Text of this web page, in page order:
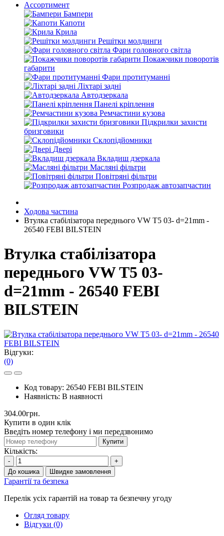
Ассортимент
Бампери
Капоти
Крила
Решітки молдинги
Фари головного світла
Покажчики поворотів
габарити
Фари протитуманні
Ліхтарі задні
Автодзеркала
Панелі кріплення
Ремчастини кузова
Підкрилки захисти
бризговики
Склопідйомники
Двері
Вкладиш дзеркала
Масляні фільтри
Повітряні фільтри
Розпродаж автозапчастин
Ходова частина
Втулка стабілізатора переднього VW T5 03- d=21mm -
26540 FEBI BILSTEIN
Втулка стабілізатора
переднього VW T5 03-
d=21mm - 26540 FEBI
BILSTEIN
Відгуки:
(0)
Код товару: 26540 FEBI BILSTEIN
Наявність: В наявності
304.00грн.
Купити в один клік
Введіть номер телефону і ми передзвонимо
Купити
Кількість:
-
+
До кошика
Швидке замовлення
Гарантії та безпека
Перелік усіх гарантій на товар та безпечну угоду
Огляд товару
Відгуки (0)